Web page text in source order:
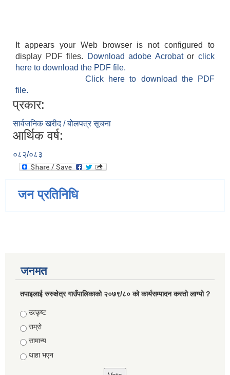
It appears your Web browser is not configured to
display PDF files.
Download adobe Acrobatorclick
here to download the PDF file.
Click here to download the PDF
file.
प्रकार:
सार्वजनिक खरीद / बोलपत्र सूचना
आर्थिक वर्ष:
०८२/०८३
जन प्रतिनिधि
जनमत
तपाइलाई रुरुक्षेत्र गाउँपालिकाको २०७९/८० को कार्यसम्पादन कस्तो लाग्यो ?
Choices
उत्कृष्ट
राम्रो
सामान्य
थाहा भएन